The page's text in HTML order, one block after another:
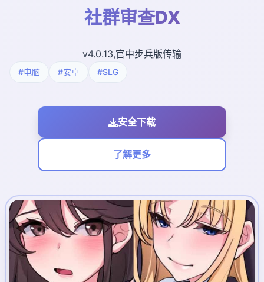
社群审查DX
v4.0.13,官中步兵版传输
#电脑 #安卓 #SLG
安全下载
了解更多